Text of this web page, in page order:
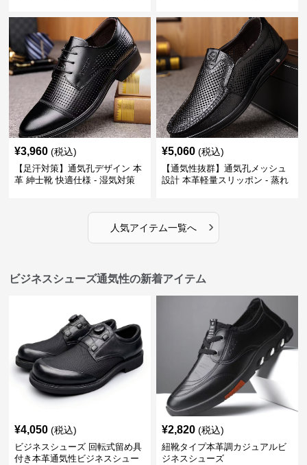
¥3,960 (税込)
【足汗対策】通気孔デザイン 本
革 紳士靴 快適仕様 - 湿気対策
¥5,060 (税込)
【通気性抜群】通気孔メッシュ
設計 本革軽量スリッポン - 蒸れ
人気アイテム一覧へ ›
ビジネスシューズ通気性の新着アイテム
¥4,050 (税込)
ビジネスシューズ 回転式留め具
付き本革通気性ビジネスシュー
¥2,820 (税込)
紐靴タイプ本革調カジュアルビ
ジネスシューズ